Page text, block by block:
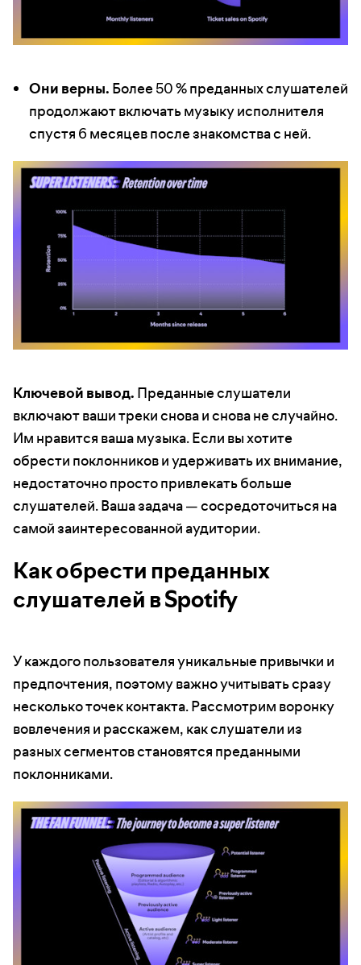
Они верны. Более 50 % преданных слушателей
продолжают включать музыку исполнителя
спустя 6 месяцев после знакомства с ней.
Ключевой вывод. Преданные слушатели
включают ваши треки снова и снова не случайно.
Им нравится ваша музыка. Если вы хотите
обрести поклонников и удерживать их внимание,
недостаточно просто привлекать больше
слушателей. Ваша задача — сосредоточиться на
самой заинтересованной аудитории.
Как обрести преданных
слушателей в Spotify
У каждого пользователя уникальные привычки и
предпочтения, поэтому важно учитывать сразу
несколько точек контакта. Рассмотрим воронку
вовлечения и расскажем, как слушатели из
разных сегментов становятся преданными
поклонниками.